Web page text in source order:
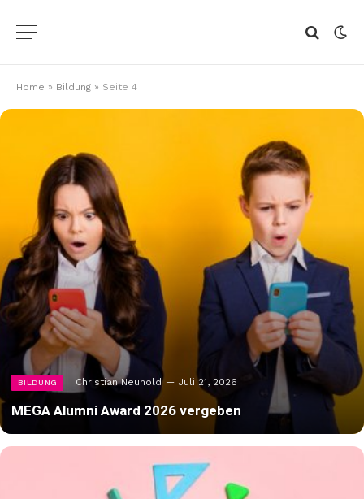
Home » Bildung » Seite 4
BILDUNG Christian Neuhold Juli 21, 2026
MEGA Alumni Award 2026 vergeben